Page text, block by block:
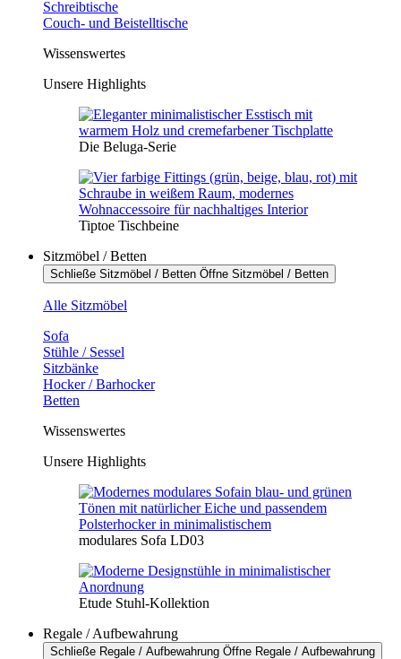
Schreibtische
Couch- und Beistelltische
Wissenswertes
Unsere Highlights
Die Beluga-Serie
Tiptoe Tischbeine
Sitzmöbel / Betten
Schließe Sitzmöbel / Betten Öffne Sitzmöbel / Betten
Alle Sitzmöbel
Sofa
Stühle / Sessel
Sitzbänke
Hocker / Barhocker
Betten
Wissenswertes
Unsere Highlights
modulares Sofa LD03
Etude Stuhl-Kollektion
Regale / Aufbewahrung
Schließe Regale / Aufbewahrung Öffne Regale / Aufbewahrung